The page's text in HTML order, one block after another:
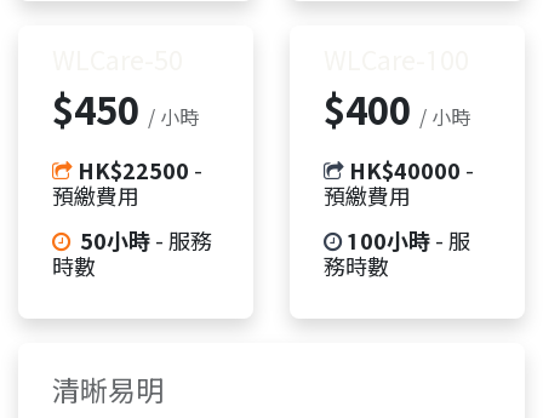
$450 / 小時
HK$22500 -
預繳費用
50小時 - 服務
時數
$400 / 小時
HK$40000 -
預繳費用
100小時 - 服
務時數
清晰易明